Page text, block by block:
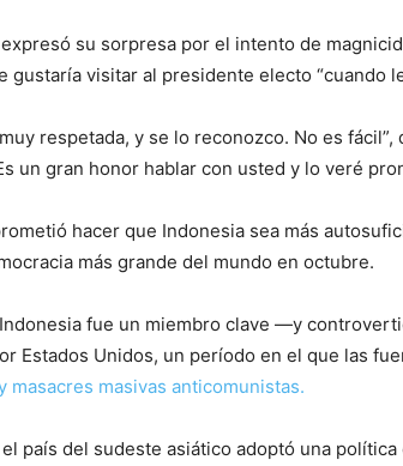
su sorpresa por el intento de
gustaría visitar al presidente electo “cuando
respetada, y se lo reconozco. No es fácil”,
un gran honor hablar con usted y lo veré
hacer que Indonesia sea más
más grande del mundo en octubre.
fue un miembro clave —y
Estados Unidos, un período en el que las
masacres masivas anticomunistas.
país del sudeste asiático adoptó una